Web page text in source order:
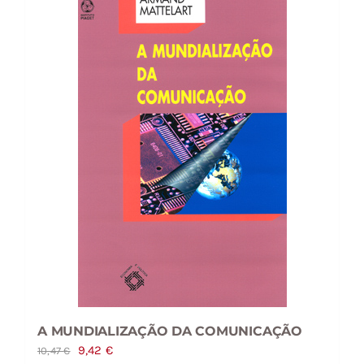
A MUNDIALIZAÇÃO DA COMUNICAÇÃO
10,47€
O
9,42 €O